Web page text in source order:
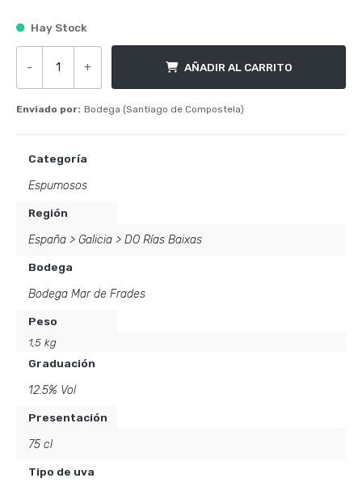
Hay Stock
-
Mar de Frades Brut Nature cantidad
+ AÑADIR AL CARRITO
Enviado por: Bodega (Santiago de Compostela)
Categoría
Espumosos
Región
España > Galicia > DO Rías Baixas
Bodega
Bodega Mar de Frades
Peso
1,5 kg
Graduación
12.5% Vol
Presentación
75 cl
Tipo de uva